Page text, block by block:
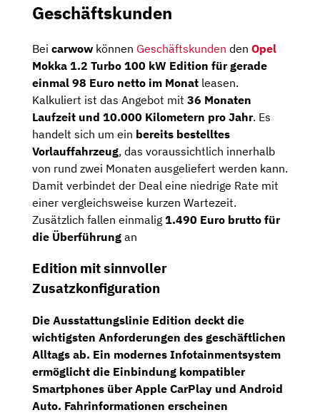
Geschäftskunden
Bei carwow können Geschäftskunden den Opel
Mokka 1.2 Turbo 100 kW Edition für gerade
einmal 98 Euro netto im Monat leasen.
Kalkuliert ist das Angebot mit 36 Monaten
Laufzeit und 10.000 Kilometern pro Jahr. Es
handelt sich um ein bereits bestelltes
Vorlauffahrzeug, das voraussichtlich innerhalb
von rund zwei Monaten ausgeliefert werden kann.
Damit verbindet der Deal eine niedrige Rate mit
einer vergleichsweise kurzen Wartezeit.
Zusätzlich fallen einmalig 1.490 Euro brutto für
die Überführung an
Edition mit sinnvoller
Zusatzkonfiguration
Die Ausstattungslinie Edition deckt die
wichtigsten Anforderungen des geschäftlichen
Alltags ab. Ein modernes Infotainmentsystem
ermöglicht die Einbindung kompatibler
Smartphones über Apple CarPlay und Android
Auto. Fahrinformationen erscheinen